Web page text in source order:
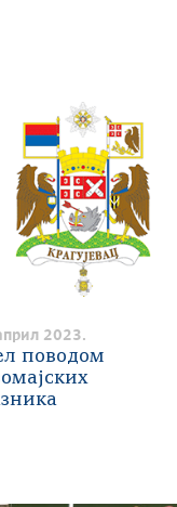
2023.
поводом